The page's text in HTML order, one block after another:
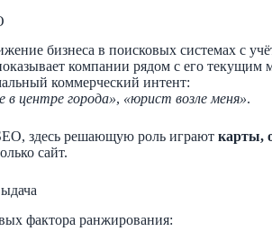
бизнеса в поисковых системах с
компании рядом с его текущим
коммерческий интент:
в центре города», «юрист возле меня».
здесь решающую роль играют карты,
сайт.
фактора ранжирования: